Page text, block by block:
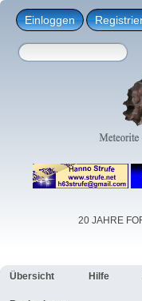
Einloggen
20 JAHRE
Übersicht Hilfe